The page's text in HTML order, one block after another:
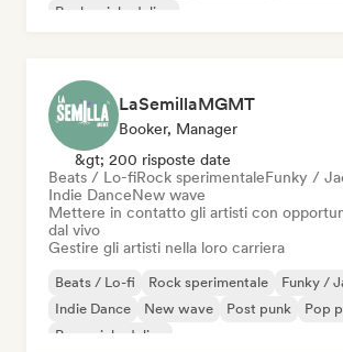
Rock psichedelico
LaSemillaMGMT
Booker, Manager
&gt; 200 risposte date
Beats / Lo-fiRock sperimentaleFunky /
Indie DanceNew wave
Mettere in contatto gli artisti con
dal vivo
Gestire gli artisti nella loro carriera
Beats / Lo-fi Rock sperimentale
Funky /
Indie Dance
New wave Post punk
Pop
Pop psichedelico